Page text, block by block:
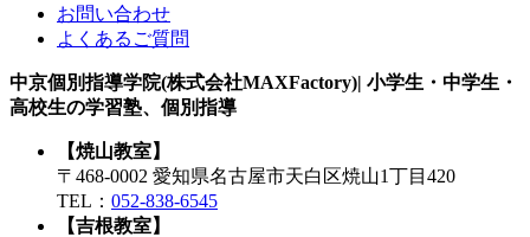
お問い合わせ
よくあるご質問
中京個別指導学院(株式会社MAXFactory)| 小学生・中学生・
高校生の学習塾、個別指導
【焼山教室】
〒468-0002 愛知県名古屋市天白区焼山1丁目420
TEL： 052-838-6545
【吉根教室】